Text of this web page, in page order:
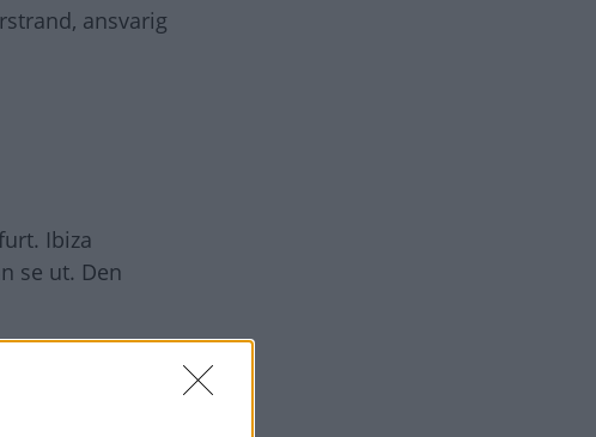
ansvarig
Ibiza
se ut. Den